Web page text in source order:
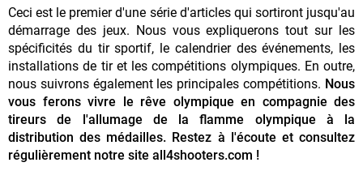
Ceci est le premier d'une série d'articles qui sortiront jusqu'au
démarrage des jeux. Nous vous expliquerons tout sur les
spécificités du tir sportif, le calendrier des événements, les
installations de tir et les compétitions olympiques. En outre,
nous suivrons également les principales compétitions. Nous
vous ferons vivre le rêve olympique en compagnie des
tireurs de l'allumage de la flamme olympique à la
distribution des médailles. Restez à l'écoute et consultez
régulièrement notre site all4shooters.com !